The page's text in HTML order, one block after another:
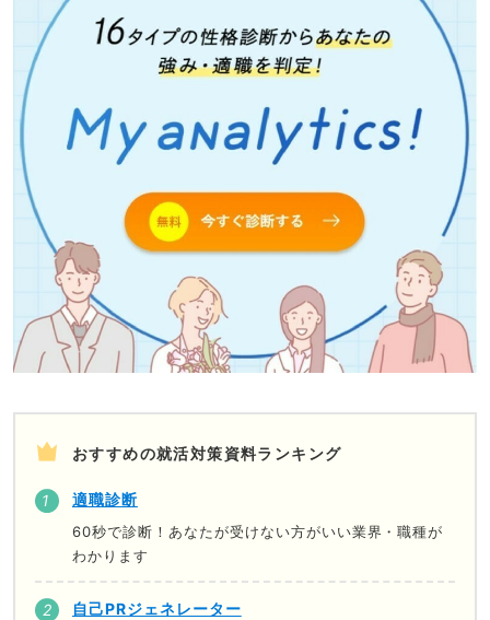
おすすめの就活対策資料ランキング
適職診断
60秒で診断！あなたが受けない方がいい業界・職種が
わかります
自己PRジェネレーター